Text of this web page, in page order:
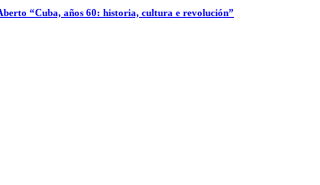
“Cuba, años 60: historia, cultura e revolución”